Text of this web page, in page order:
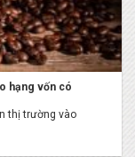
hạng vốn có
thị trường vào